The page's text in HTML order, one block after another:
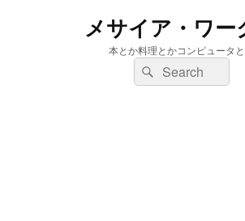
メサイア・ワー
本とか料理とかコンピュータ
検
索:
検
索